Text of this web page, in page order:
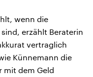
wenn die
erzählt Beraterin
vertraglich
Künnemann die
mit dem Geld